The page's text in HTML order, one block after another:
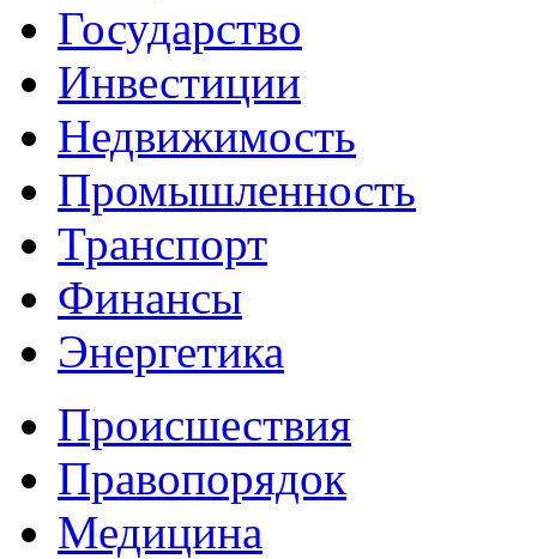
Государство
Инвестиции
Недвижимость
Промышленность
Транспорт
Финансы
Энергетика
Происшествия
Правопорядок
Медицина